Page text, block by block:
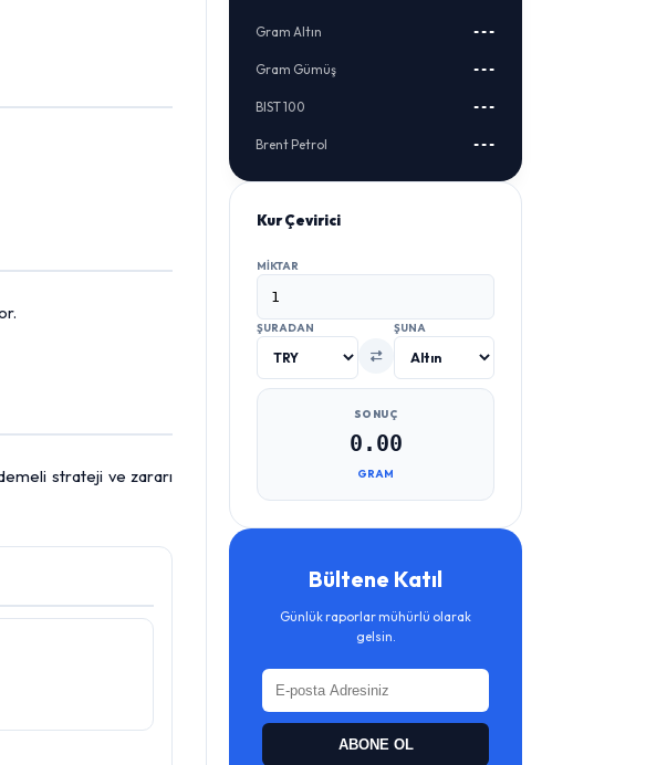
strateji ve zararı
Gram Altın ---
Gram Gümüş ---
BIST 100 ---
Brent Petrol ---
Kur Çevirici
MIKTAR
ŞURADAN ŞUNA
SONUÇ
0.00
GRAM
Bültene Katıl
Günlük raporlar mühürlü olarak
gelsin.
ABONE OL